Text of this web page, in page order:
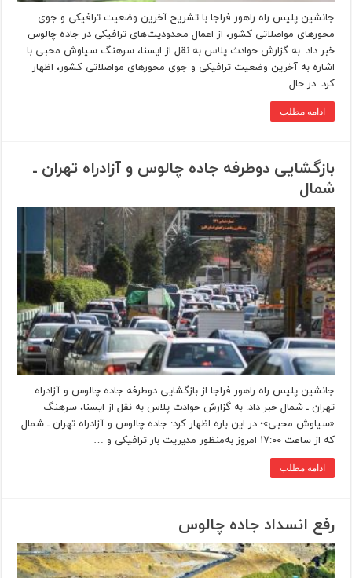
جانشین پلیس راه راهور فراجا با تشریح آخرین وضعیت ترافیکی و جوی
محورهای مواصلاتی کشور، از اعمال محدودیت‌های ترافیکی در جاده چالوس
خبر داد. به گزارش حوادث پلاس به نقل از ایسنا، سرهنگ سیاوش محبی با
اشاره به آخرین وضعیت ترافیکی و جوی محورهای مواصلاتی کشور، اظهار
کرد: در حال …
ادامه مطلب
بازگشایی دوطرفه جاده چالوس و آزادراه تهران ـ
شمال
جانشین پلیس راه راهور فراجا از بازگشایی دوطرفه جاده چالوس و آزادراه
تهران ـ شمال خبر داد. به گزارش حوادث پلاس به نقل از ایسنا، سرهنگ
«سیاوش محبی»؛ در این باره اظهار کرد: جاده چالوس و آزادراه تهران ـ شمال
که از ساعت ۱۷:۰۰ امروز به‌منظور مدیریت بار ترافیکی و …
ادامه مطلب
رفع انسداد جاده چالوس